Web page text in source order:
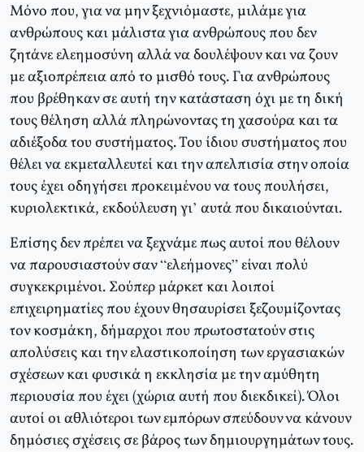
Μόνο που, για να μην ξεχνιόμαστε, μιλάμε για
ανθρώπους και μάλιστα για ανθρώπους που δεν
ζητάνε ελεημοσύνη αλλά να δουλέψουν και να ζουν
με αξιοπρέπεια από το μισθό τους. Για ανθρώπους
που βρέθηκαν σε αυτή την κατάσταση όχι με τη δική
τους θέληση αλλά πληρώνοντας τη χασούρα και τα
αδιέξοδα του συστήματος. Του ίδιου συστήματος που
θέλει να εκμεταλλευτεί και την απελπισία στην οποία
τους έχει οδηγήσει προκειμένου να τους πουλήσει,
κυριολεκτικά, εκδούλευση γι’ αυτά που δικαιούνται.
Επίσης δεν πρέπει να ξεχνάμε πως αυτοί που θέλουν
να παρουσιαστούν σαν “ελεήμονες” είναι πολύ
συγκεκριμένοι. Σούπερ μάρκετ και λοιποί
επιχειρηματίες που έχουν θησαυρίσει ξεζουμίζοντας
τον κοσμάκη, δήμαρχοι που πρωτοστατούν στις
απολύσεις και την ελαστικοποίηση των εργασιακών
σχέσεων και φυσικά η εκκλησία με την αμύθητη
περιουσία που έχει (χώρια αυτή που διεκδικεί). Όλοι
αυτοί οι αθλιότεροι των εμπόρων σπεύδουν να κάνουν
δημόσιες σχέσεις σε βάρος των δημιουργημάτων τους.